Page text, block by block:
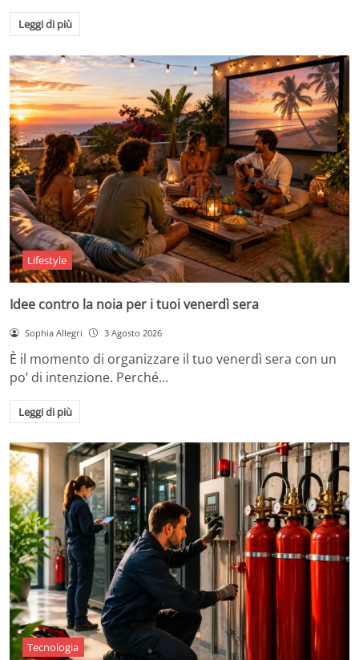
Leggi di più
Lifestyle
Idee contro la noia per i tuoi venerdì sera
Sophia Allegri 3 Agosto 2026
È il momento di organizzare il tuo venerdì sera con un
po’ di intenzione. Perché…
Leggi di più
Tecnologia